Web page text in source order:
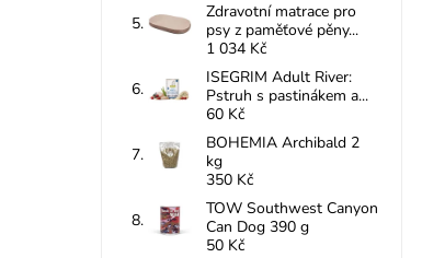
Zdravotní matrace pro
psy z paměťové pěny...
1 034 Kč
ISEGRIM Adult River:
Pstruh s pastinákem a...
60 Kč
BOHEMIA Archibald 2
kg
350 Kč
TOW Southwest Canyon
Can Dog 390 g
50 Kč